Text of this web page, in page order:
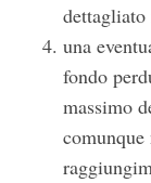
una
fondo
massimo
r
h
f
o
r